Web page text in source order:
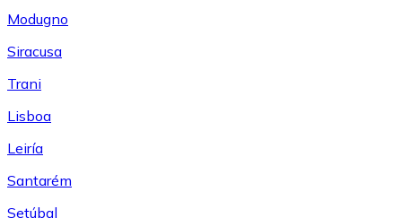
Modugno
Siracusa
Trani
Lisboa
Leiría
Santarém
Setúbal